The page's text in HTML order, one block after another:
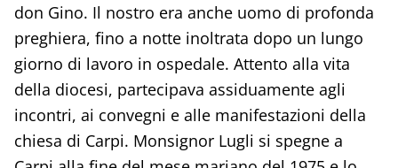
don Gino. Il nostro era anche uomo di profonda
preghiera, fino a notte inoltrata dopo un lungo
giorno di lavoro in ospedale. Attento alla vita
della diocesi, partecipava assiduamente agli
incontri, ai convegni e alle manifestazioni della
chiesa di Carpi. Monsignor Lugli si spegne a